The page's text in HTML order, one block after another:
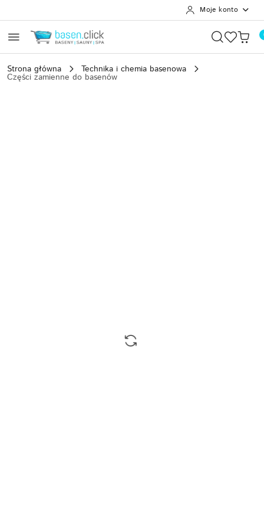
Moje konto
Strona główna Technika i chemia basenowa
Części zamienne do basenów